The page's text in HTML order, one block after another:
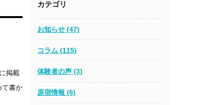
掲載
て書か
カテゴリ
お知らせ (47)
コラム (115)
体験者の声 (3)
原宿情報 (6)